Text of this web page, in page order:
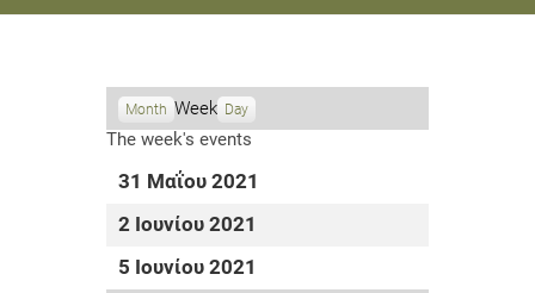
Month Week Day
The week's events
31 Μαΐου 2021
2 Ιουνίου 2021
5 Ιουνίου 2021